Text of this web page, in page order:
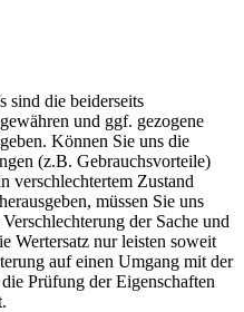
sind die beiderseits
und ggf. gezogene
Können Sie uns die
(z.B. Gebrauchsvorteile)
verschlechtertem Zustand
müssen Sie uns
der Sache und
Wertersatz nur leisten soweit
auf einen Umgang mit der
Prüfung der Eigenschaften